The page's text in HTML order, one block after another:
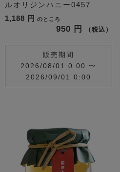
ルオリジンハニー0457
1,188 のところ
950 税込
販売期間
2026/08/01 0:00 〜
2026/09/01 0:00